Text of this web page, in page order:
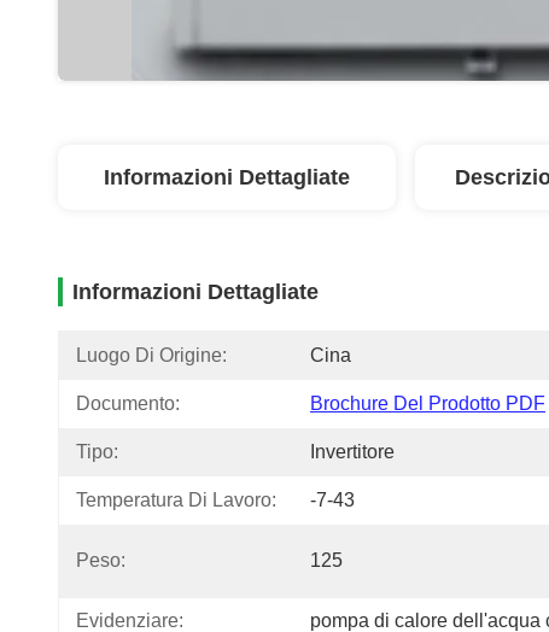
Informazioni Dettagliate
Informazioni Dettagliate
Luogo Di Origine: Cina
Documento: Brochure Del Prodotto PDF
Tipo: Invertitore
Temperatura Di Lavoro: -7-43
Peso: 125
Evidenziare: pompa di calore dell'acqua